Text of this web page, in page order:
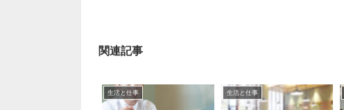
関連記事
生活と仕事 生活と仕事